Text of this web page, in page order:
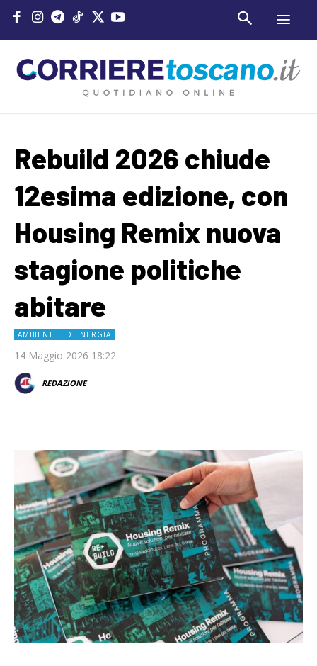
Rebuild 2026 chiude
12esima edizione, con
Housing Remix nuova
stagione politiche
abitare
AMBIENTE ED ENERGIA
14 Maggio 2026 18:22
REDAZIONE